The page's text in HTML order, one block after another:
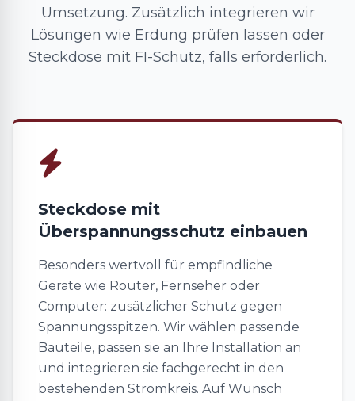
Umsetzung. Zusätzlich integrieren wir
Lösungen wie Erdung prüfen lassen oder
Steckdose mit FI-Schutz, falls erforderlich.
Steckdose mit
Überspannungsschutz einbauen
Besonders wertvoll für empfindliche
Geräte wie Router, Fernseher oder
Computer: zusätzlicher Schutz gegen
Spannungsspitzen. Wir wählen passende
Bauteile, passen sie an Ihre Installation an
und integrieren sie fachgerecht in den
bestehenden Stromkreis. Auf Wunsch